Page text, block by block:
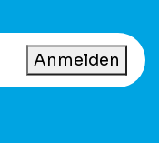
Anmelden